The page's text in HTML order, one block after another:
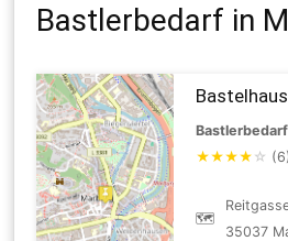
Bastlerbedarf in
Bastelhaus
Bastlerbedarf
★★★★ ☆
🗺
35037